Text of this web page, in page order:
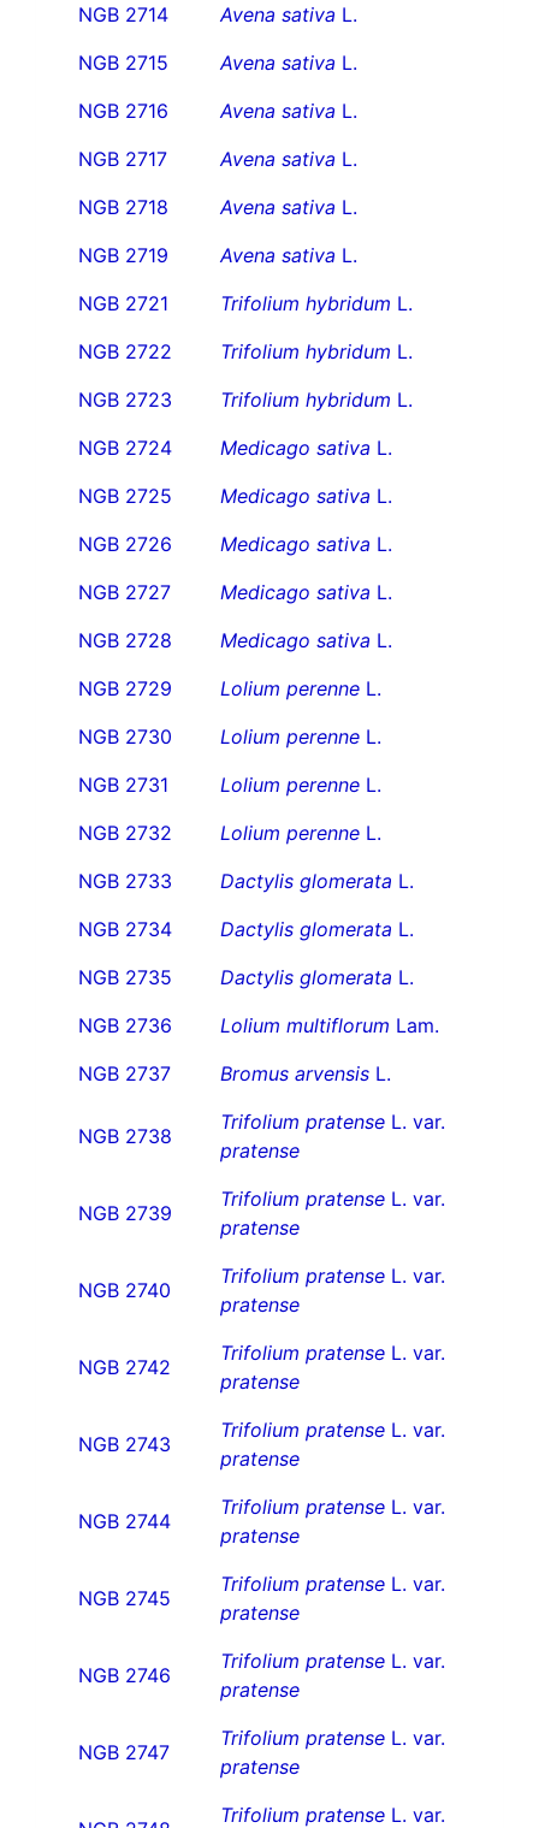
NGB 2714
Avena sativa L.
NGB 2715
Avena sativa L.
NGB 2716
Avena sativa L.
NGB 2717
Avena sativa L.
NGB 2718
Avena sativa L.
NGB 2719
Avena sativa L.
NGB 2721
Trifolium hybridum L.
NGB 2722
Trifolium hybridum L.
NGB 2723
Trifolium hybridum L.
NGB 2724
Medicago sativa L.
NGB 2725
Medicago sativa L.
NGB 2726
Medicago sativa L.
NGB 2727
Medicago sativa L.
NGB 2728
Medicago sativa L.
NGB 2729
Lolium perenne L.
NGB 2730
Lolium perenne L.
NGB 2731
Lolium perenne L.
NGB 2732
Lolium perenne L.
NGB 2733
Dactylis glomerata L.
NGB 2734
Dactylis glomerata L.
NGB 2735
Dactylis glomerata L.
NGB 2736
Lolium multiflorum Lam.
NGB 2737
Bromus arvensis L.
NGB 2738
Trifolium pratense L. var.
pratense
NGB 2739
Trifolium pratense L. var.
pratense
NGB 2740
Trifolium pratense L. var.
pratense
NGB 2742
Trifolium pratense L. var.
pratense
NGB 2743
Trifolium pratense L. var.
pratense
NGB 2744
Trifolium pratense L. var.
pratense
NGB 2745
Trifolium pratense L. var.
pratense
NGB 2746
Trifolium pratense L. var.
pratense
NGB 2747
Trifolium pratense L. var.
pratense
Trifolium pratense L. var.